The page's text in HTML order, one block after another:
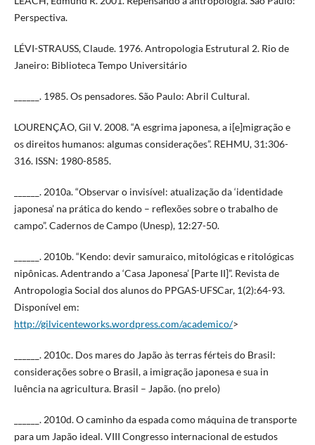
Perspectiva.
LÉVI-STRAUSS, Claude. 1976. Antropologia Estrutural 2. Rio de
Janeiro: Biblioteca Tempo Universitário
______. 1985. Os pensadores. São Paulo: Abril Cultural.
LOURENÇÃO, Gil V. 2008. “A esgrima japonesa, a i[e]migração e
os direitos humanos: algumas considerações”. REHMU, 31:306-
316. ISSN: 1980-8585.
______. 2010a. “Observar o invisível: atualização da ‘identidade
japonesa’ na prática do kendo – reflexões sobre o trabalho de
campo”. Cadernos de Campo (Unesp), 12:27-50.
______. 2010b. “Kendo: devir samuraico, mitológicas e ritológicas
nipônicas. Adentrando a ‘Casa Japonesa’ [Parte II]”. Revista de
Antropologia Social dos alunos do PPGAS-UFSCar, 1(2):64-93.
Disponível em:
http://gilvicenteworks.wordpress.com/academico/>
______. 2010c. Dos mares do Japão às terras férteis do Brasil:
considerações sobre o Brasil, a imigração japonesa e sua in
luência na agricultura. Brasil – Japão. (no prelo)
______. 2010d. O caminho da espada como máquina de transporte
para um Japão ideal. VIII Congresso internacional de estudos